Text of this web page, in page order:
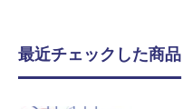
最近チェックした商品